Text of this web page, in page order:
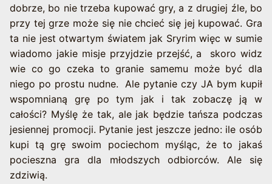
dobrze, bo nie trzeba kupować gry, a z drugiej źle, bo
przy tej grze może się nie chcieć się jej kupować. Gra
ta nie jest otwartym światem jak Sryrim więc w sumie
wiadomo jakie misje przyjdzie przejść, a skoro widz
wie co go czeka to granie samemu może być dla
niego po prostu nudne. Ale pytanie czy JA bym kupił
wspomnianą grę po tym jak i tak zobaczę ją w
całości? Myślę że tak, ale jak będzie tańsza podczas
jesiennej promocji. Pytanie jest jeszcze jedno: ile osób
kupi tą grę swoim pociechom myśląc, że to jakaś
pocieszna gra dla młodszych odbiorców. Ale się
zdziwią.